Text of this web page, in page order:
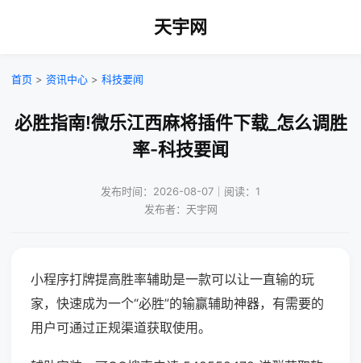
天宇网
首页 > 资讯中心 > 科技要闻
必胜指南!微乐江西麻将插件下载_怎么调胜
率-科技要闻
发布时间：2026-08-07｜阅读：1
发布者：天宇网
小程序打牌提高胜率辅助是一款可以让一直输的玩
家，快速成为一个“必胜”的输赢辅助神器，有需要的
用户可通过正规渠道获取使用。